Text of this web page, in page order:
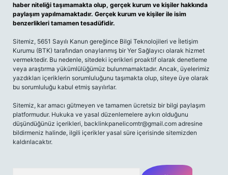
haber niteliği taşımamakta olup, gerçek kurum ve kişiler hakkında
paylaşım yapılmamaktadır. Gerçek kurum ve kişiler ile isim
benzerlikleri tamamen tesadüfidir.
Sitemiz, 5651 Sayılı Kanun gereğince Bilgi Teknolojileri ve İletişim
Kurumu (BTK) tarafından onaylanmış bir Yer Sağlayıcı olarak hizmet
vermektedir. Bu nedenle, sitedeki içerikleri proaktif olarak denetleme
veya araştırma yükümlülüğümüz bulunmamaktadır. Ancak, üyelerimiz
yazdıkları içeriklerin sorumluluğunu taşımakta olup, siteye üye olarak
bu sorumluluğu kabul etmiş sayılırlar.
Sitemiz, kar amacı gütmeyen ve tamamen ücretsiz bir bilgi paylaşım
platformudur. Hukuka ve yasal düzenlemelere aykırı olduğunu
düşündüğünüz içerikleri, backlinkpanelicomtr@gmail.com adresine
bildirmeniz halinde, ilgili içerikler yasal süre içerisinde sitemizden
kaldırılacaktır.